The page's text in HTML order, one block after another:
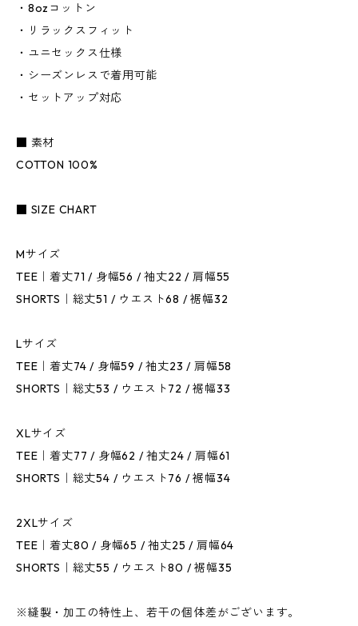
・8ozコットン
・リラックスフィット
・ユニセックス仕様
・シーズンレスで着用可能
・セットアップ対応
■ 素材
COTTON 100%
■ SIZE CHART
Mサイズ
TEE｜着丈71 / 身幅56 / 袖丈22 / 肩幅55
SHORTS｜総丈51 / ウエスト68 / 裾幅32
Lサイズ
TEE｜着丈74 / 身幅59 / 袖丈23 / 肩幅58
SHORTS｜総丈53 / ウエスト72 / 裾幅33
XLサイズ
TEE｜着丈77 / 身幅62 / 袖丈24 / 肩幅61
SHORTS｜総丈54 / ウエスト76 / 裾幅34
2XLサイズ
TEE｜着丈80 / 身幅65 / 袖丈25 / 肩幅64
SHORTS｜総丈55 / ウエスト80 / 裾幅35
※縫製・加工の特性上、若干の個体差がございます。